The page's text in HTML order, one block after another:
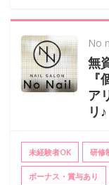
No
無
ア
リ♪
未経験者OK 研修
ボーナス・賞与あり